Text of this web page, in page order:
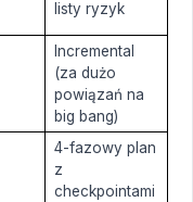
listy ryzyk
Incremental
(za dużo
powiązań na
big bang)
4-fazowy plan
z
checkpointami